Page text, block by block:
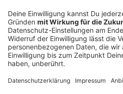
Autos kollidieren auf
Frauen tot
Verkehrsunfall mit zwei